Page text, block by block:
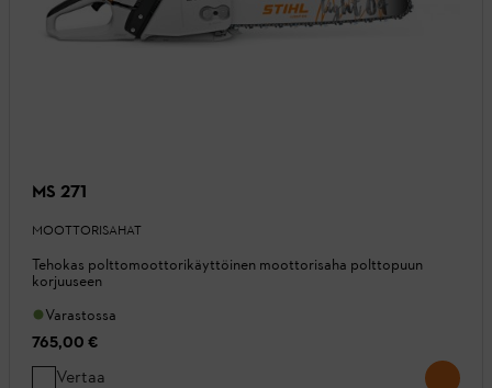
MS 271
MOOTTORISAHAT
Tehokas polttomoottorikäyttöinen moottorisaha polttopuun
korjuuseen
Varastossa
765,00 €
Vertaa